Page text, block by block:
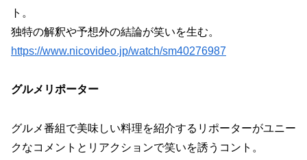
ト。
独特の解釈や予想外の結論が笑いを生む。
https://www.nicovideo.jp/watch/sm40276987
グルメリポーター
グルメ番組で美味しい料理を紹介するリポーターがユニー
クなコメントとリアクションで笑いを誘うコント。